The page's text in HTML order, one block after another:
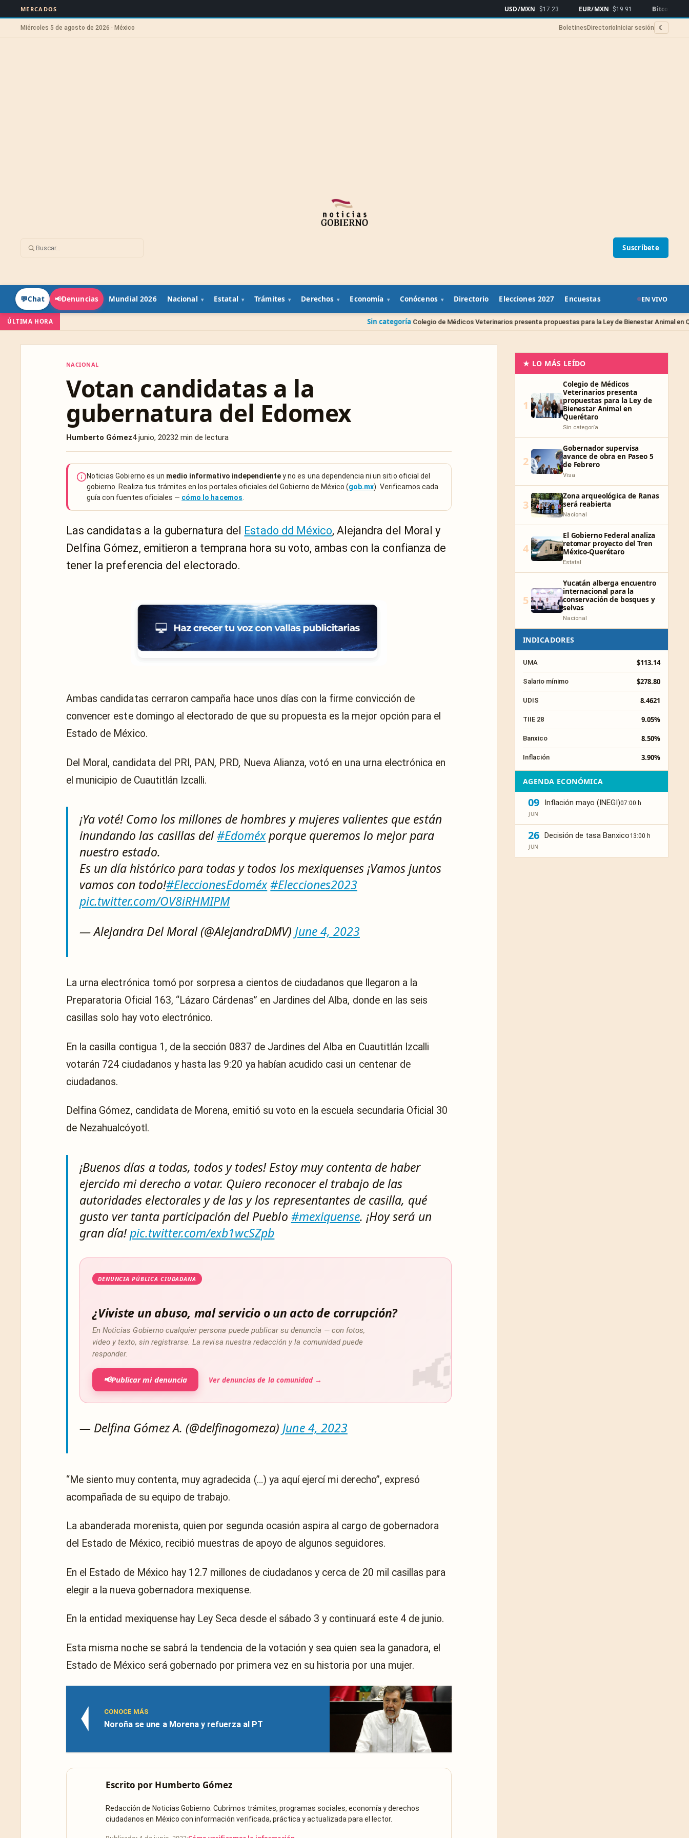
MERCADOS USD/MXN $17.23 EUR/MXN $19.91 Bitcoin $64,450
Miércoles 5 de agosto de 2026 · México Boletines Directorio Iniciar sesión ☾
Suscríbete
💬Chat 📢Denuncias Mundial 2026 Nacional Estatal Trámites Derechos Economía Conócenos Directorio Elecciones 2027 Encuestas EN VIVO
ÚLTIMA HORA Colegio de Médicos Veterinarios presenta propuestas para la Ley de Bienestar Animal en Querétaro
NACIONAL
Votan candidatas a la
gubernatura del Edomex
Humberto Gómez4 junio, 20232 min de lectura
Noticias Gobierno es un medio informativo independientey no es una dependencia ni un sitio oficial del
gobierno. Realiza tus trámites en los portales oficiales del Gobierno de México (gob.mx). Verificamos cada
guía con fuentes oficiales — cómo lo hacemos
Las candidatas a la gubernatura del Estado dd México, Alejandra del Moral y
Delfina Gómez, emitieron a temprana hora su voto, ambas con la confianza de
tener la preferencia del electorado.
Ambas candidatas cerraron campaña hace unos días con la firme convicción de
convencer este domingo al electorado de que su propuesta es la mejor opción para el
Estado de México.
Del Moral, candidata del PRI, PAN, PRD, Nueva Alianza,votó en una urna electrónica en
el municipio de Cuautitlán Izcalli.
¡Ya voté! Como los millones de hombres y mujeres valientes que están
inundando las casillas del#Edoméxporque queremos lo mejor para
nuestro estado.
Es un día histórico para todas y todos los mexiquenses ¡Vamos juntos
vamos con todo!#EleccionesEdoméx#Elecciones2023
pic.twitter.com/OV8iRHMIPM
— Alejandra Del Moral (@AlejandraDMV) June 4, 2023
La urna electrónica tomó por sorpresa a cientos de ciudadanos que llegaron a la
Preparatoria Oficial 163, “Lázaro Cárdenas” en Jardines del Alba, donde en las seis
casillas solo hay voto electrónico.
En la casilla contigua 1, de la sección 0837 de Jardines del Alba en Cuautitlán Izcalli
votarán 724 ciudadanos y hasta las 9:20 ya habían acudido casi un centenar de
ciudadanos.
Delfina Gómez, candidata de Morena, emitió su voto en la escuela secundaria Oficial 30
de Nezahualcóyotl.
¡Buenos días a todas, todos y todes! Estoy muy contenta de haber
ejercido mi derecho a votar. Quiero reconocer el trabajo de las
autoridades electorales y de las y los representantes de casilla, qué
gusto ver tanta participación del Pueblo #mexiquense. ¡Hoy será un
gran día!pic.twitter.com/exb1wcSZpb
DENUNCIA PÚBLICA CIUDADANA
¿Viviste un abuso, mal servicio o un acto de corrupción?
En Noticias Gobierno cualquier persona puede publicar su denuncia — con fotos,
video y texto, sin registrarse. La revisa nuestra redacción y la comunidad puede
responder.
📢Publicar mi denuncia Ver denuncias de la comunidad →
— Delfina Gómez A. (@delfinagomeza) June 4, 2023
“Me siento muy contenta, muy agradecida (…) ya aquí ejercí mi derecho”, expresó
acompañada de su equipo de trabajo.
La abanderada morenista, quien por segunda ocasión aspira al cargo de gobernadora
del Estado de México, recibió muestras de apoyo de algunos seguidores.
En el Estado de México hay 12.7 millones de ciudadanos y cerca de 20 mil casillas para
elegir a la nueva gobernadora mexiquense.
En la entidad mexiquense hay Ley Seca desde el sábado 3 y continuará este 4 de junio.
Esta misma noche se sabrá la tendencia de la votación y sea quien sea la ganadora, el
Estado de México será gobernado por primera vez en su historia por una mujer.
CONOCE MÁS
Noroña se une a Morena y refuerza al PT
Escrito por Humberto Gómez
Redacción de Noticias Gobierno. Cubrimos trámites, programas sociales, economía y derechos
ciudadanos en México con información verificada, práctica y actualizada para el lector.
★ LO MÁS LEÍDO
1
Colegio de Médicos
Veterinarios presenta
propuestas para la Ley de
Bienestar Animal en
Querétaro
Sin categoría
2
Gobernador supervisa
avance de obra en Paseo 5
de Febrero
Visa
3
Zona arqueológica de Ranas
será reabierta
Nacional
4
El Gobierno Federal analiza
retomar proyecto del Tren
México-Querétaro
Estatal
5
Yucatán alberga encuentro
internacional para la
conservación de bosques y
selvas
Nacional
INDICADORES
UMA $113.14
Salario mínimo $278.80
UDIS 8.4621
TIIE 28 9.05%
Banxico 8.50%
Inflación 3.90%
AGENDA ECONÓMICA
09
JUN
Inflación mayo (INEGI)07:00 h
26
JUN
Decisión de tasa Banxico13:00 h